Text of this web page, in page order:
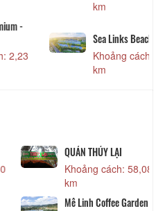
Khách sạn Công Nhi
Khoảng cách: 1,30
km
Góc Ăn Vặt Hy
Khoảng cách: 1,67
Cơm Niêu Công Phụng